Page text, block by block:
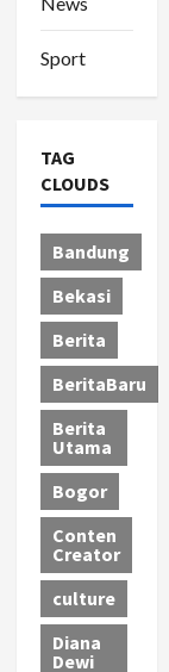
Sport
TAG
CLOUDS
Bandung
Bekasi
Berita
BeritaBaru
Berita
Utama
Bogor
Conten
Creator
culture
Diana
Dewi